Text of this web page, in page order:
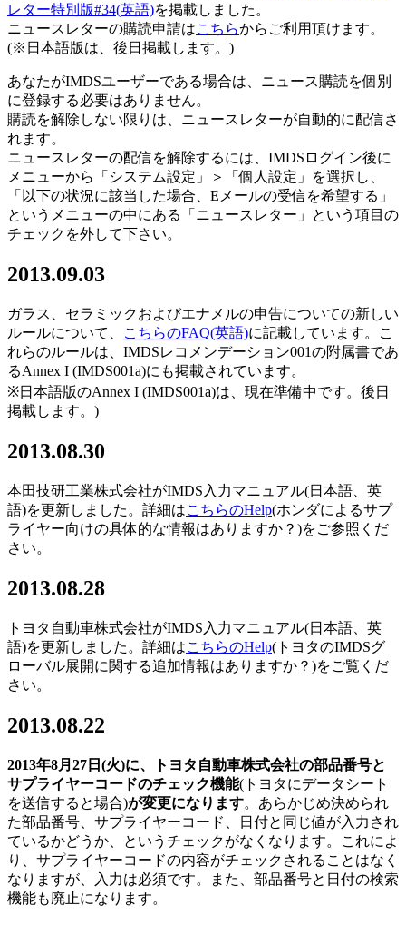
レター特別版#34(英語)を掲載しました。
ニュースレターの購読申請はこちらからご利用頂けます。
(※日本語版は、後日掲載します。)
あなたがIMDSユーザーである場合は、ニュース購読を個別
に登録する必要はありません。
購読を解除しない限りは、ニュースレターが自動的に配信さ
れます。
ニュースレターの配信を解除するには、IMDSログイン後に
メニューから「システム設定」＞「個人設定」を選択し、
「以下の状況に該当した場合、Eメールの受信を希望する」
というメニューの中にある「ニュースレター」という項目の
チェックを外して下さい。
2013.09.03
ガラス、セラミックおよびエナメルの申告についての新しい
ルールについて、
こちらのFAQ(英語)に記載しています。こ
れらのルールは、IMDSレコメンデーション001の附属書であ
るAnnex I (IMDS001a)にも掲載されています。
※日本語版のAnnex I (IMDS001a)は、現在準備中です。後日
掲載します。)
2013.08.30
本田技研工業株式会社がIMDS入力マニュアル(日本語、英
語)を更新しました。詳細はこちらのHelp(ホンダによるサプ
ライヤー向けの具体的な情報はありますか？)をご参照くだ
さい。
2013.08.28
トヨタ自動車株式会社がIMDS入力マニュアル(日本語、英
語)を更新しました。詳細はこちらのHelp(トヨタのIMDSグ
ローバル展開に関する追加情報はありますか？)をご覧くだ
さい。
2013.08.22
2013年8月27日(火)に、
トヨタ自動車株式会社の部品番号と
サプライヤーコードのチェック機能(トヨタにデータシート
を送信すると場合)が変更になります。あらかじめ決められ
た部品番号、サプライヤーコード、日付と同じ値が入力され
ているかどうか、というチェックがなくなります。これによ
り、サプライヤーコードの内容がチェックされることはなく
なりますが、入力は必須です。また、部品番号と日付の検索
機能も廃止になります。